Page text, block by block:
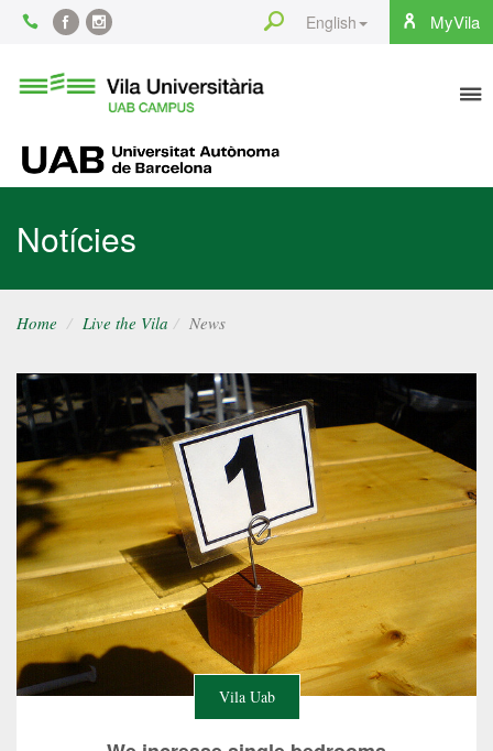
Content FacebookInstagram MyVila
English
Search
Universitària
UAB
Notícies
Home Live the Vila News
Vila Uab